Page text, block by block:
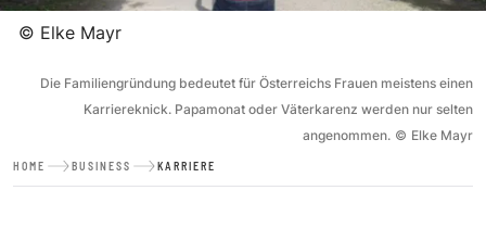
© Elke Mayr
Die Familiengründung bedeutet für Österreichs Frauen meistens einen
Karriereknick. Papamonat oder Väterkarenz werden nur selten
angenommen. © Elke Mayr
HOME BUSINESS KARRIERE